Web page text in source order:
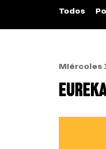
Todos
Miércoles